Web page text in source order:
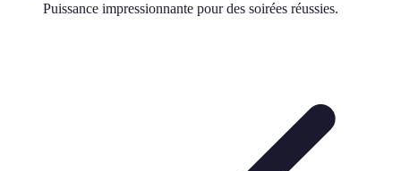
Puissance impressionnante pour des soirées réussies.